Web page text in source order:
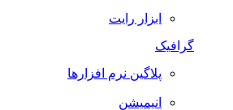
ابزار رایت
گرافیک
پلاگین نرم افزارها
انیمیشن